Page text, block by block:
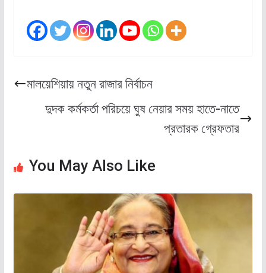
মালয়েশিয়ায় নতুন রাজার নির্বাচন
দুদক কর্মকর্তা পরিচয়ে ঘুষ নেয়ার সময় হাতে-নাতে
প্রতারক গ্রেফতার
You May Also Like